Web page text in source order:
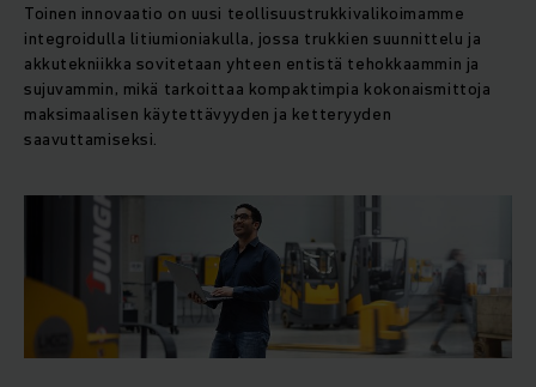
Toinen innovaatio on uusi teollisuustrukkivalikoimamme
integroidulla litiumioniakulla, jossa trukkien suunnittelu ja
akkutekniikka sovitetaan yhteen entistä tehokkaammin ja
sujuvammin, mikä tarkoittaa kompaktimpia kokonaismittoja
maksimaalisen käytettävyyden ja ketteryyden
saavuttamiseksi.